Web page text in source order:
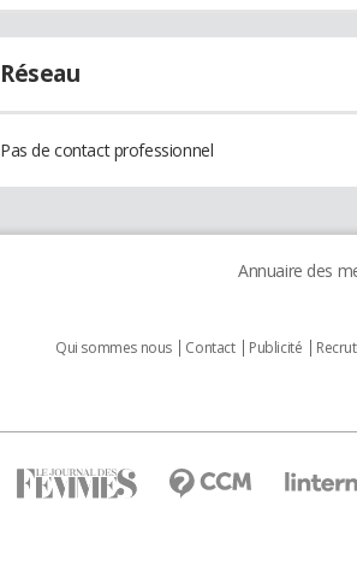
Réseau
Pas de contact professionnel
Annuaire des
Qui sommes nous Contact Publicité